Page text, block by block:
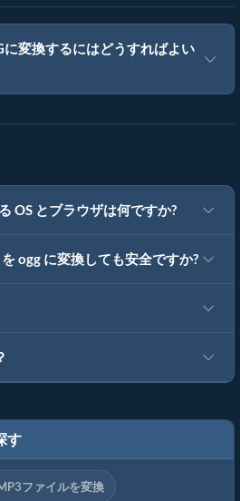
変換するにはどうすればよい
OS とブラウザは何ですか?
ogg に変換しても安全ですか?
す
ファイルを変換